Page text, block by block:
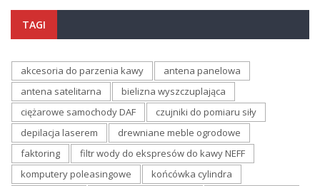
TAGI
akcesoria do parzenia kawy
antena panelowa
antena satelitarna
bielizna wyszczuplająca
ciężarowe samochody DAF
czujniki do pomiaru siły
depilacja laserem
drewniane meble ogrodowe
faktoring
filtr wody do ekspresów do kawy NEFF
komputery poleasingowe
końcówka cylindra